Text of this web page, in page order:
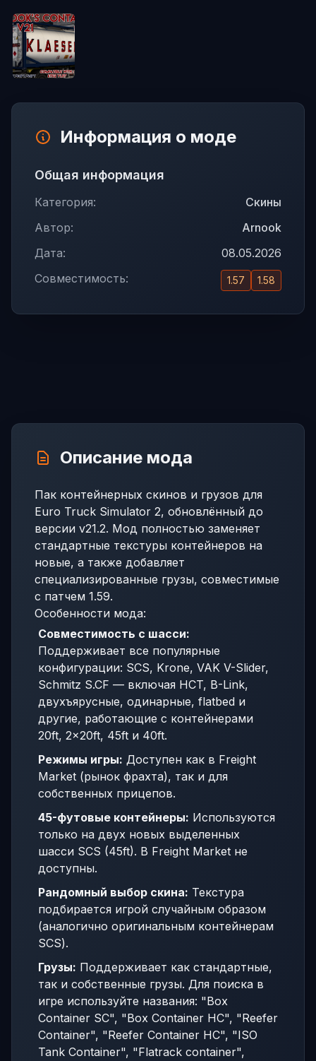
Информация о моде
Общая информация
Категория:
Скины
Автор:
Arnook
Дата:
08.05.2026
Совместимость:
1.57 1.58
Описание мода
Пак контейнерных скинов и грузов для
Euro Truck Simulator 2, обновлённый до
версии v21.2. Мод полностью заменяет
стандартные текстуры контейнеров на
новые, а также добавляет
специализированные грузы, совместимые
с патчем 1.59.
Особенности мода:
Совместимость с шасси:
Поддерживает все популярные
конфигурации: SCS, Krone, VAK V-Slider,
Schmitz S.CF — включая HCT, B-Link,
двухъярусные, одинарные, flatbed и
другие, работающие с контейнерами
20ft, 2x20ft, 45ft и 40ft.
Режимы игры: Доступен как в Freight
Market (рынок фрахта), так и для
собственных прицепов.
45-футовые контейнеры: Используются
только на двух новых выделенных
шасси SCS (45ft). В Freight Market не
доступны.
Рандомный выбор скина: Текстура
подбирается игрой случайным образом
(аналогично оригинальным контейнерам
SCS).
Грузы: Поддерживает как стандартные,
так и собственные грузы. Для поиска в
игре используйте названия: "Box
Container SC", "Box Container HC", "Reefer
Container", "Reefer Container HC", "ISO
Tank Container", "Flatrack container",